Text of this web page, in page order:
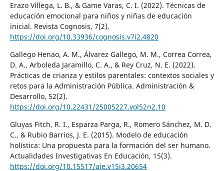
Erazo Villega, L. B., & Game Varas, C. I. (2022). Técnicas de
educación emocional para niños y niñas de educación
inicial. Revista Cognosis, 7(2).
https://doi.org/10.33936/cognosis.v7i2.4820
Gallego Henao, A. M., Álvarez Gallego, M. M., Correa Correa,
D. A., Arboleda Jaramillo, C. A., & Rey Cruz, N. E. (2022).
Prácticas de crianza y estilos parentales: contextos sociales y
retos para la Administración Pública. Administración &
Desarrollo, 52(2).
https://doi.org/10.22431/25005227.vol52n2.10
Gluyas Fitch, R. I., Esparza Parga, R., Romero Sánchez, M. D.
C., & Rubio Barrios, J. E. (2015). Modelo de educación
holística: Una propuesta para la formación del ser humano.
Actualidades Investigativas En Educación, 15(3).
https://doi.org/10.15517/aie.v15i3.20654